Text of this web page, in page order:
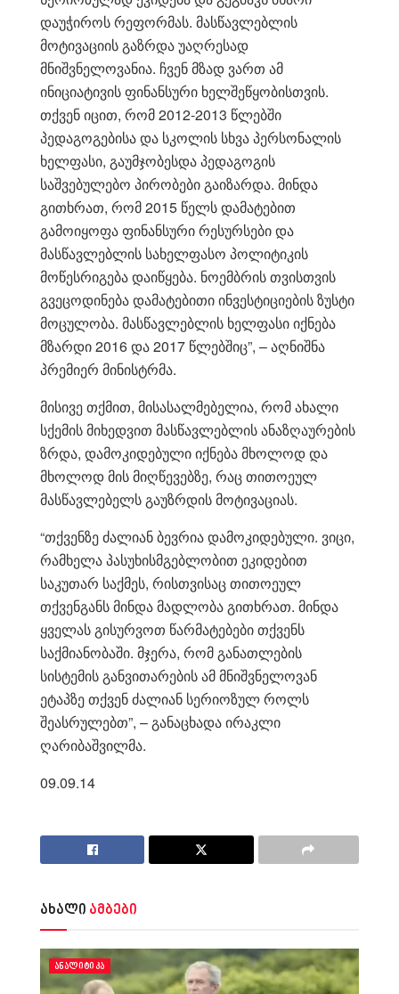
დაუჭიროს რეფორმას. მასწავლებლის
მოტივაციის გაზრდა უაღრესად
მნიშვნელოვანია. ჩვენ მზად ვართ ამ
ინიციატივის ფინანსური ხელშეწყობისთვის.
თქვენ იცით, რომ 2012-2013 წლებში
პედაგოგებისა და სკოლის სხვა პერსონალის
ხელფასი, გაუმჯობესდა პედაგოგის
საშვებულებო პირობები გაიზარდა. მინდა
გითხრათ, რომ 2015 წელს დამატებით
გამოიყოფა ფინანსური რესურსები და
მასწავლებლის სახელფასო პოლიტიკის
მოწესრიგება დაიწყება. ნოემბრის თვისთვის
გვეცოდინება დამატებითი ინვესტიციების ზუსტი
მოცულობა. მასწავლებლის ხელფასი იქნება
მზარდი 2016 და 2017 წლებშიც”, – აღნიშნა
პრემიერ მინისტრმა.
მისივე თქმით, მისასალმებელია, რომ ახალი
სქემის მიხედვით მასწავლებლის ანაზღაურების
ზრდა, დამოკიდებული იქნება მხოლოდ და
მხოლოდ მის მიღწევებზე, რაც თითოეულ
მასწავლებელს გაუზრდის მოტივაციას.
“თქვენზე ძალიან ბევრია დამოკიდებული. ვიცი,
რამხელა პასუხისმგებლობით ეკიდებით
საკუთარ საქმეს, რისთვისაც თითოეულ
თქვენგანს მინდა მადლობა გითხრათ. მინდა
ყველას გისურვოთ წარმატებები თქვენს
საქმიანობაში. მჯერა, რომ განათლების
სისტემის განვითარების ამ მნიშვნელოვან
ეტაპზე თქვენ ძალიან სერიოზულ როლს
შეასრულებთ”, – განაცხადა ირაკლი
ღარიბაშვილმა.
09.09.14
ახალი ამბები
ᲐᲜᲐᲚᲘᲢᲘᲙᲐ